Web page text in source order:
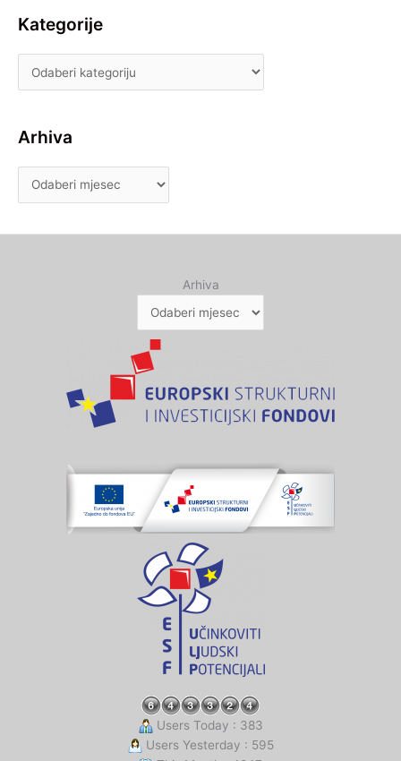
Kategorije
Arhiva
Arhiva
Users Today : 383
Users Yesterday : 595